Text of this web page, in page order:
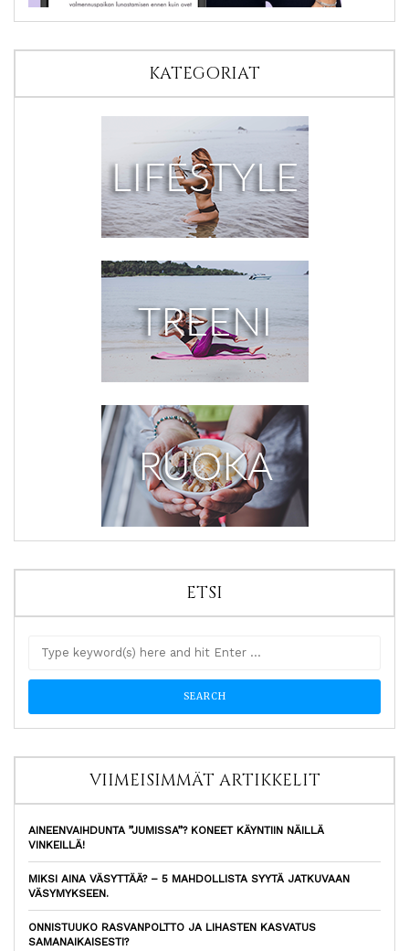
KATEGORIAT
ETSI
VIIMEISIMMÄT ARTIKKELIT
AINEENVAIHDUNTA ”JUMISSA”? KONEET KÄYNTIIN NÄILLÄ
VINKEILLÄ!
MIKSI AINA VÄSYTTÄÄ? – 5 MAHDOLLISTA SYYTÄ JATKUVAAN
VÄSYMYKSEEN.
ONNISTUUKO RASVANPOLTTO JA LIHASTEN KASVATUS
SAMANAIKAISESTI?